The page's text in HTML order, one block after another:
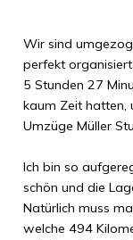
Wir sind
perfekt
5 Stunden 27
kaum Zeit hatten,
Umzüge Müller
Ich bin so
schön und die
Natürlich muss
welche 494